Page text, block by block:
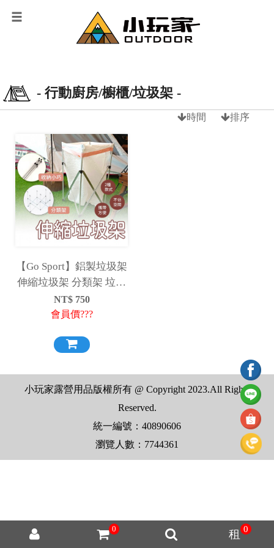
租 0
0
- 行動廚房/櫥櫃/垃圾架 -
時間 排序
【Go Sport】鋁製垃圾架
伸縮垃圾架 分類架 垃圾
架
NT$ 750
會員價???
小玩家露營用品版權所有 @ Copyright 2023.All Rights
Reserved.
統一編號：40890606
瀏覽人數：7744361